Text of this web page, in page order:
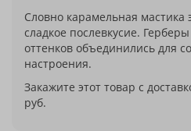
Словно карамельная мастика
сладкое послевкусие.
оттенков объединились для
настроения.
Закажите этот товар с
руб.